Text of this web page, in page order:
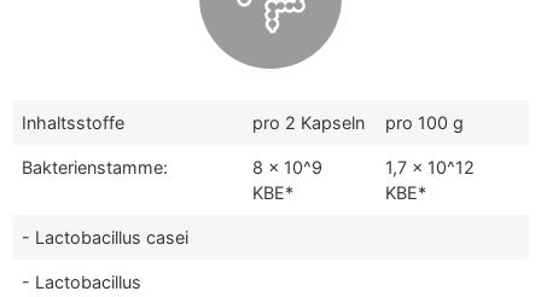
Inhaltsstoffe pro 2 Kapseln pro 100 g
Bakterienstamme:
8 x 10^9
KBE*
1,7 x 10^12
KBE*
- Lactobacillus casei
- Lactobacillus